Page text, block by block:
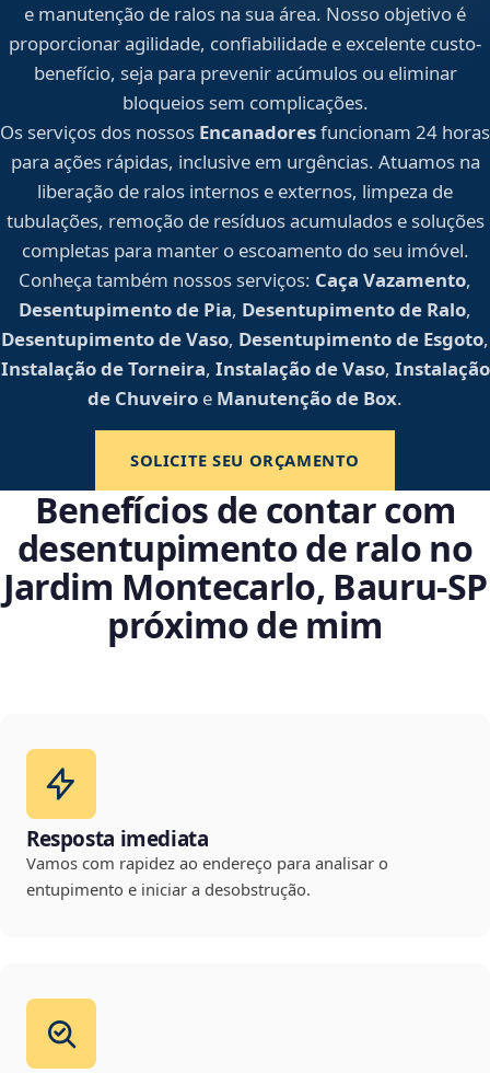
e manutenção de ralos na sua área. Nosso objetivo é
proporcionar agilidade, confiabilidade e excelente custo-
benefício, seja para prevenir acúmulos ou eliminar
bloqueios sem complicações.
Os serviços dos nossos Encanadoresfuncionam 24 horas
para ações rápidas, inclusive em urgências. Atuamos na
liberação de ralos internos e externos, limpeza de
tubulações, remoção de resíduos acumulados e soluções
completas para manter o escoamento do seu imóvel.
Conheça também nossos serviços: Caça Vazamento,
Desentupimento de Pia, Desentupimento de Ralo,
Desentupimento de Vaso, Desentupimento de Esgoto,
Instalação de Torneira, Instalação de Vaso, Instalação
de Chuveiro e Manutenção de Box.
SOLICITE SEU ORÇAMENTO
Benefícios de contar com
desentupimento de ralo no
Jardim Montecarlo, Bauru‑SP
próximo de mim
Resposta imediata
Vamos com rapidez ao endereço para analisar o
entupimento e iniciar a desobstrução.